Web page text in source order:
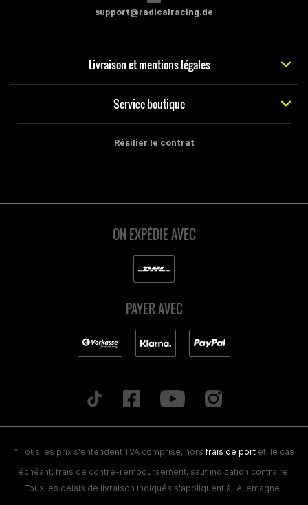
support@radicalracing.de
Livraison et mentions légales
Service boutique
Résilier le contrat
ON EXPÉDIE AVEC
PAYER AVEC
* Tous les prix s'entendent TVA comprise, hors frais de port et, le cas
échéant, frais de contre-remboursement, sauf indication contraire.
Tous les délais de livraison indiqués s'appliquent à l'Allemagne !